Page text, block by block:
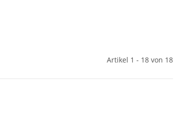
Artikel 1 - 18 von 18